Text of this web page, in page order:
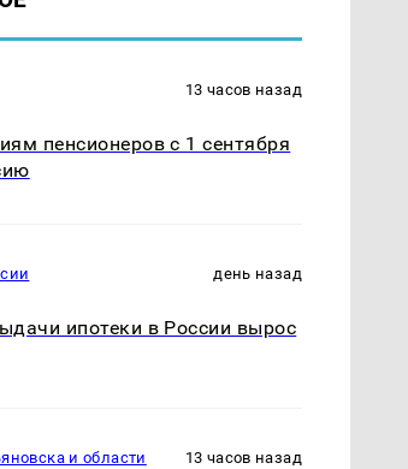
13 часов назад
пенсионеров с 1 сентября
день назад
ипотеки в России вырос
и области 13 часов назад